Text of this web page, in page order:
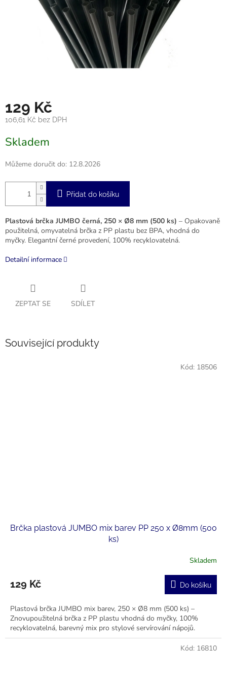
129 Kč
106,61 Kč bez DPH
cena:
Skladem
Můžeme doručit do: 12.8.2026
Přidat do košíku
Plastová brčka JUMBO černá, 250 × Ø8 mm (500 ks) – Opakovaně
použitelná, omyvatelná brčka z PP plastu bez BPA, vhodná do
myčky. Elegantní černé provedení, 100% recyklovatelná.
Detailní informace
ZEPTAT SE SDÍLET
Související produkty
Brčka plastová JUMBO mix barev PP 250 x Ø8mm (500
ks)
Skladem
129 Kč Do košíku
Plastová brčka JUMBO mix barev, 250 × Ø8 mm (500 ks) –
Znovupoužitelná brčka z PP plastu vhodná do myčky, 100%
recyklovatelná, barevný mix pro stylové servírování nápojů.
Kód: 18506
Kód: 16810